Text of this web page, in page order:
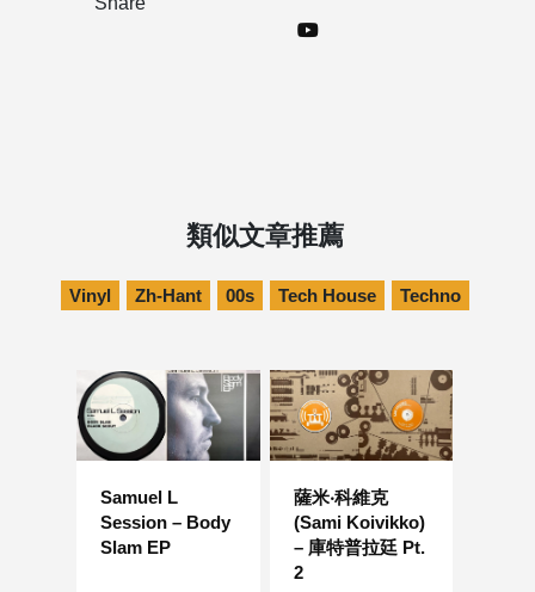
類似文章推薦
Vinyl Zh-Hant 00s Tech House Techno
Samuel L
Session – Body
Slam EP
薩米‧科維克
(Sami Koivikko)
– 庫特普拉廷 Pt.
2